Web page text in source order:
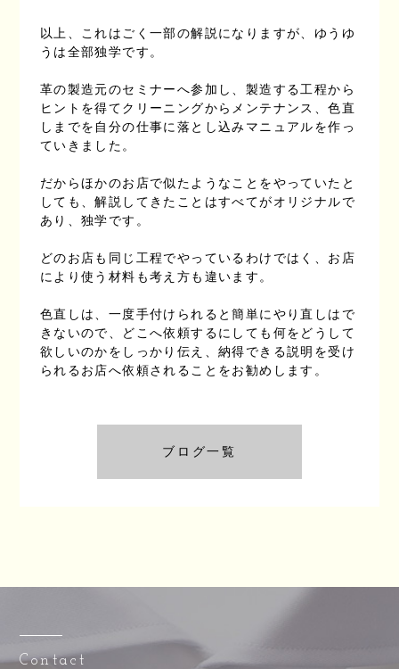
以上、これはごく一部の解説になりますが、ゆうゆ
うは全部独学です。
革の製造元のセミナーへ参加し、製造する工程から
ヒントを得てクリーニングからメンテナンス、色直
しまでを自分の仕事に落とし込みマニュアルを作っ
ていきました。
だからほかのお店で似たようなことをやっていたと
しても、解説してきたことはすべてがオリジナルで
あり、独学です。
どのお店も同じ工程でやっているわけではく、お店
により使う材料も考え方も違います。
色直しは、一度手付けられると簡単にやり直しはで
きないので、どこへ依頼するにしても何をどうして
欲しいのかをしっかり伝え、納得できる説明を受け
られるお店へ依頼されることをお勧めします。
ブログ一覧
Contact